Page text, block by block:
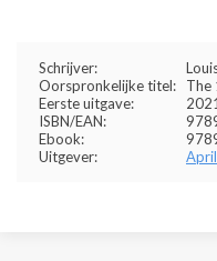
Schrijver:
Oorspronkelijke titel:
The
Eerste uitgave:
2021
ISBN/EAN:
Ebook:
Uitgever: